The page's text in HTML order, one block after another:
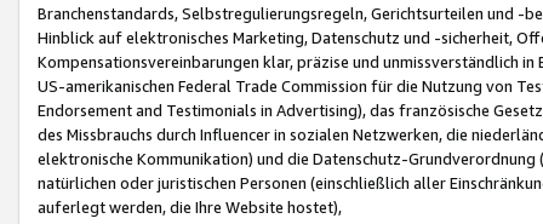
Branchenstandards, Selbstregulierungsregeln, Gerichtsurteilen und -
Hinblick auf elektronisches Marketing, Datenschutz und -sicherheit,
Kompensationsvereinbarungen klar, präzise und unmissverständlich
US-amerikanischen Federal Trade Commission für die Nutzung von
Endorsement and Testimonials in Advertising), das französische
des Missbrauchs durch Influencer in sozialen Netzwerken, die
elektronische Kommunikation) und die Datenschutz-
natürlichen oder juristischen Personen (einschließlich aller
auferlegt werden, die Ihre Website hostet),